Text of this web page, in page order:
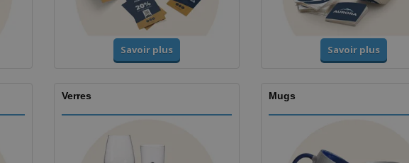
Savoir plus Savoir plus
Verres Mugs